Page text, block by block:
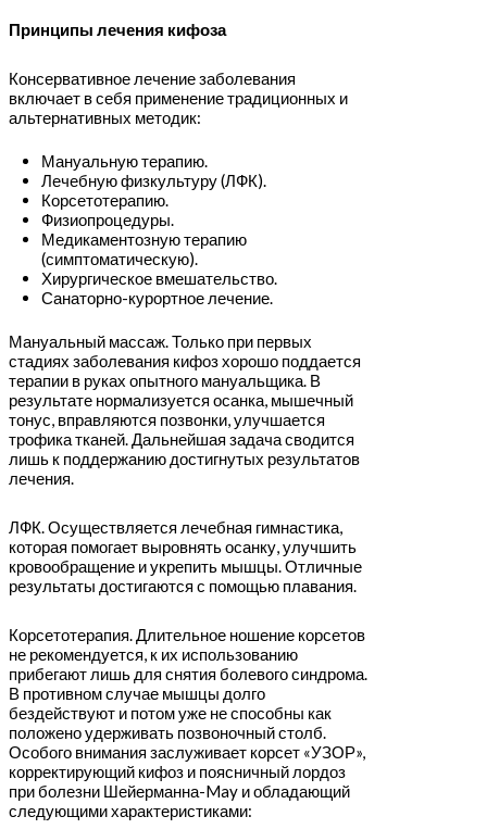
Принципы лечения кифоза
Консервативное лечение заболевания
включает в себя применение традиционных и
альтернативных методик:
Мануальную терапию.
Лечебную физкультуру (ЛФК).
Корсетотерапию.
Физиопроцедуры.
Медикаментозную терапию
(симптоматическую).
Хирургическое вмешательство.
Санаторно-курортное лечение.
Мануальный массаж. Только при первых
стадиях заболевания кифоз хорошо поддается
терапии в руках опытного мануальщика. В
результате нормализуется осанка, мышечный
тонус, вправляются позвонки, улучшается
трофика тканей. Дальнейшая задача сводится
лишь к поддержанию достигнутых результатов
лечения.
ЛФК. Осуществляется лечебная гимнастика,
которая помогает выровнять осанку, улучшить
кровообращение и укрепить мышцы. Отличные
результаты достигаются с помощью плавания.
Корсетотерапия. Длительное ношение корсетов
не рекомендуется, к их использованию
прибегают лишь для снятия болевого синдрома.
В противном случае мышцы долго
бездействуют и потом уже не способны как
положено удерживать позвоночный столб.
Особого внимания заслуживает корсет «УЗОР»,
корректирующий кифоз и поясничный лордоз
при болезни Шейерманна-May и обладающий
следующими характеристиками: